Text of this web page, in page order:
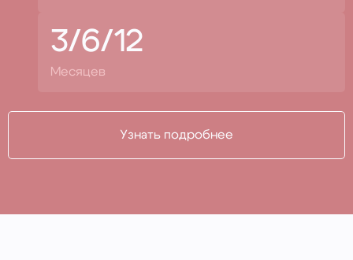
3/6/12
Месяцев
Узнать подробнее